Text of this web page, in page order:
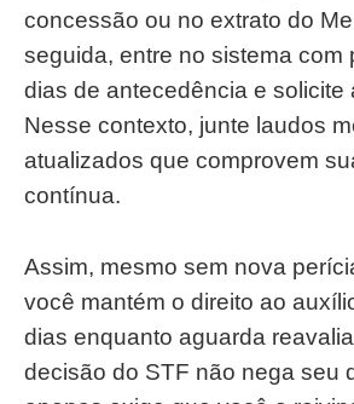
concessão ou no extrato do
seguida, entre no sistema com
dias de antecedência e solicite
Nesse contexto, junte laudos
atualizados que comprovem
contínua.
Assim, mesmo sem nova
você mantém o direito ao
dias enquanto aguarda
decisão do STF não nega seu